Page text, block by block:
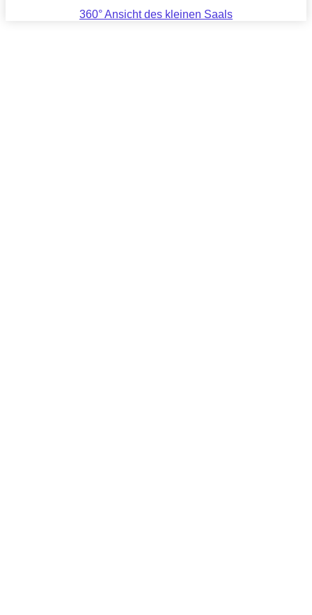
360° Ansicht des kleinen Saals